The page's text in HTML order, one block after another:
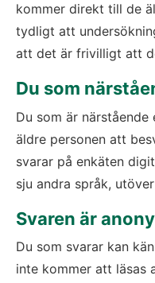
kommer direkt till de
tydligt att
att det är frivilligt att
Du som
Du som är
äldre personen att
svarar på enkäten
sju andra språk,
Svaren är
Du som svarar kan
inte kommer att läsas